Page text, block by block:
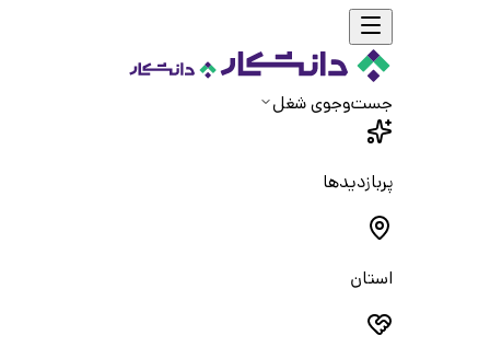
جست‌و‌جوی شغل
پربازدیدها
استان